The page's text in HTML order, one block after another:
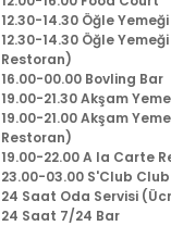
12.30-14.30 Öğle
12.30-14.30 Öğle
Restoran)
16.00-00.00 Bovling Bar
19.00-21.30 Akşam
19.00-21.00 Akşam
Restoran)
19.00-22.00 A la Carte
23.00-03.00 S'Club
24 Saat Oda Servisi
24 Saat 7/24 Bar